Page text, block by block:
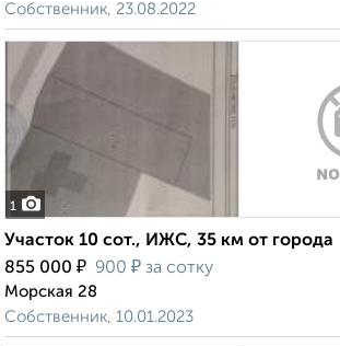
Собственник, 23.08.2022
1
Участок 10 сот., ИЖС, 35 км от города
855 000 ₽ 900 ₽ за сотку
Морская 28
Собственник, 10.01.2023